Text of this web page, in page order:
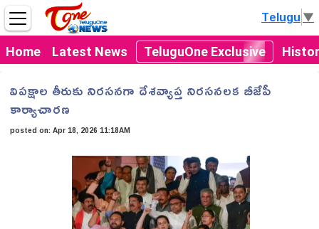
Home Latest News TeluguOne Exclusive
Telugu▼
విపక్షాల తీరుకు నిరసనగా దేశవ్యాప్త నిరసనలక బీజేపీ
కార్యాచారణ
posted on:Apr 18, 2026 11:18AM